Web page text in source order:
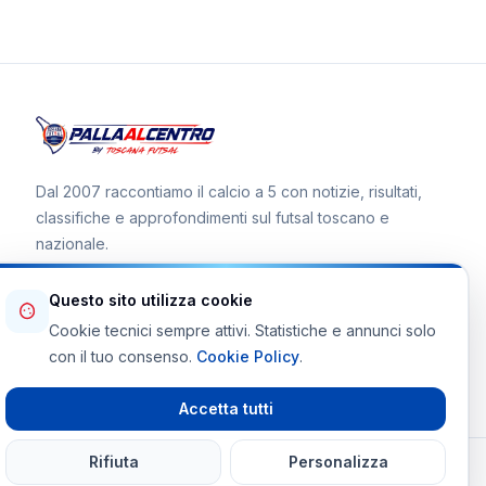
Dal 2007 raccontiamo il calcio a 5 con notizie, risultati,
classifiche e approfondimenti sul futsal toscano e
nazionale.
Canale WhatsApp
Telegram Toscana Futsal
© 2026 Palla al Centro · Tutti i diritti riservati
Questo sito utilizza cookie
Cookie tecnici sempre attivi. Statistiche e annunci solo
con il tuo consenso. Cookie Policy.
Accetta tutti
Rifiuta Personalizza